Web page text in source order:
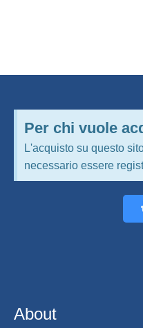
Per chi vuole
L'acquisto su questo
necessario essere
About